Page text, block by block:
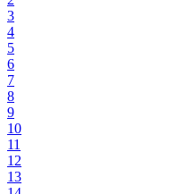
3
4
5
6
7
8
9
10
11
12
13